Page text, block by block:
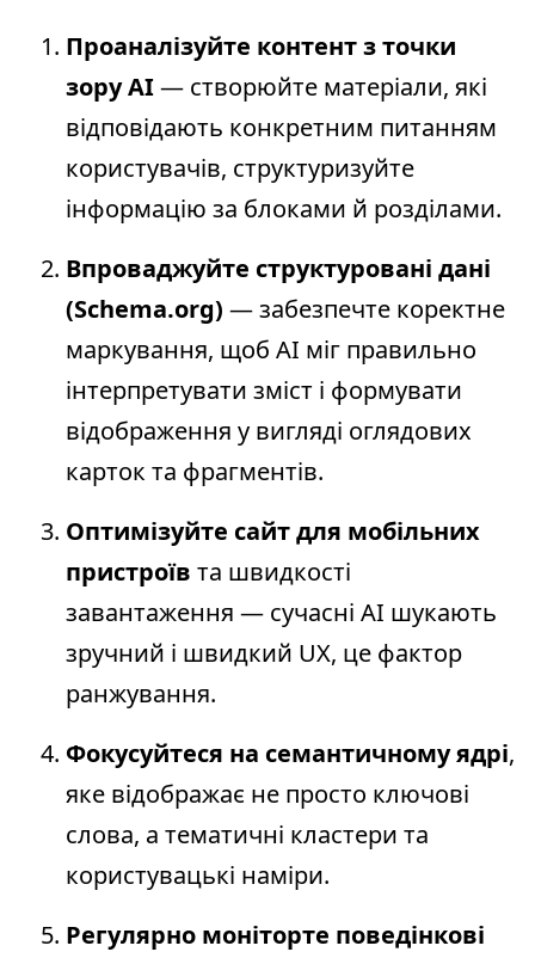
Проаналізуйте контент з точки
зору AI— створюйте матеріали, які
відповідають конкретним питанням
користувачів, структуризуйте
інформацію за блоками й розділами.
Впроваджуйте структуровані дані
(Schema.org) — забезпечте коректне
маркування, щоб AI міг правильно
інтерпретувати зміст і формувати
відображення у вигляді оглядових
карток та фрагментів.
Оптимізуйте сайт для мобільних
пристроїв та швидкості
завантаження — сучасні AI шукають
зручний і швидкий UX, це фактор
ранжування.
Фокусуйтеся на семантичному ядрі,
яке відображає не просто ключові
слова, а тематичні кластери та
користувацькі наміри.
Регулярно моніторте поведінкові